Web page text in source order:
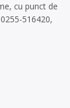
cu punct de
516420,